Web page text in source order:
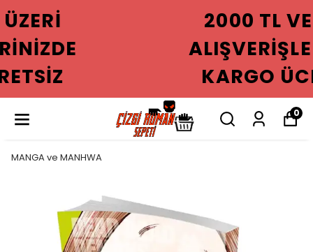
2000 TL VE ÜZERI
ALIŞVERIŞLERINIZDE
KARGO ÜCRETSIZ
0
MANGA ve MANHWA